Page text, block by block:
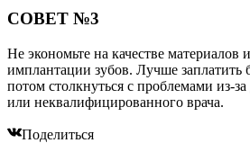
СОВЕТ №3
Не экономьте на качестве материалов
имплантации зубов. Лучше заплатить
потом столкнуться с проблемами из-
или неквалифицированного врача.
Поделиться